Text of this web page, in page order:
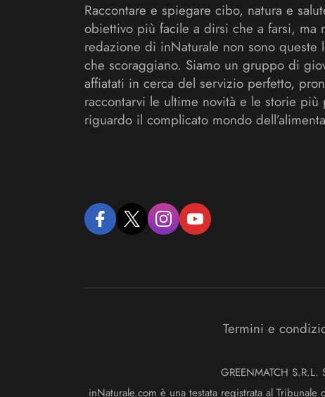
Raccontare e spiegare cibo, natura e
obiettivo più facile a dirsi che a farsi, ma
redazione di inNaturale non sono queste
che scoraggiano. Siamo un gruppo di
affiatati in cerca del servizio perfetto,
raccontarvi le ultime novità e le storie più
riguardo il complicato mondo
facebooktwitter instagramyoutube
Termini e
GREENMATCH
inNaturale.com è una testata registrata al